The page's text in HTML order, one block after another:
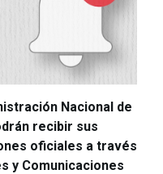
Nacional de
recibir sus
oficiales a través
y Comunicaciones